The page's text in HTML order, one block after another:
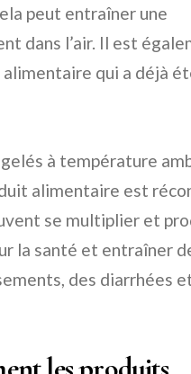
peut entraîner une
dans l’air. Il est
qui a déjà
à température
alimentaire est
se multiplier et
la santé et entraîner
des diarrhées